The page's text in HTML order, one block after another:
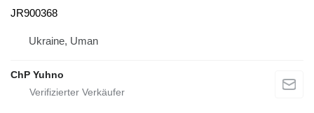
JR900368
Ukraine, Uman
ChP Yuhno